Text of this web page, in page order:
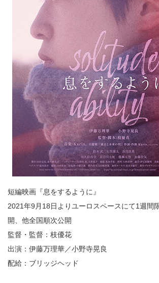
短編映画『息をするように』
2021年9月18日よりユーロスペースにて1週間
開、他全国順次公開
監督・監督：枝優花
出演：伊藤万理華／小野寺晃良
配給：ブリッジヘッド